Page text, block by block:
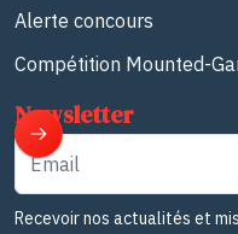
Alerte concours
Compétition Mounted-
Newsletter
Email
Recevoir nos actualités et